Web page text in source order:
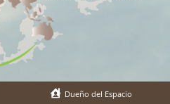
Dueño del Espacio